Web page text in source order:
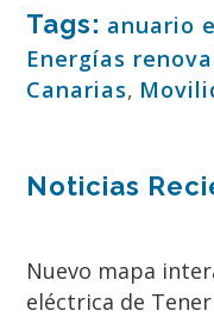
Tags: anuario
Energías
Canarias,
Noticias
Nuevo mapa
eléctrica de